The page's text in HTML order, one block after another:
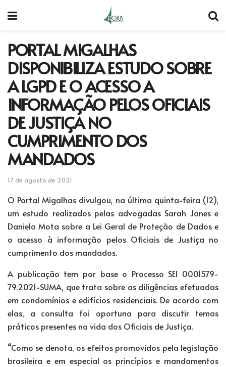
PORTAL MIGALHAS
DISPONIBILIZA ESTUDO SOBRE
A LGPD E O ACESSO A
INFORMAÇÃO PELOS OFICIAIS
DE JUSTIÇA NO
CUMPRIMENTO DOS
MANDADOS
17 de agosto de 2021
O Portal Migalhas divulgou, na última quinta-feira (12),
um estudo realizados pelas advogadas Sarah Janes e
Daniela Mota sobre a Lei Geral de Proteção de Dados e
o acesso à informação pelos Oficiais de Justiça no
cumprimento dos mandados.
A publicação tem por base o Processo SEI 0001579-
79.2021-SUMA, que trata sobre as diligências efetuadas
em condomínios e edifícios residenciais. De acordo com
elas, a consulta foi oportuna para discutir temas
práticos presentes na vida dos Oficiais de Justiça.
“Como se denota, os efeitos promovidos pela legislação
brasileira e em especial os princípios e mandamentos